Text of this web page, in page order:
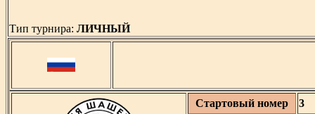
Тип турнира: ЛИЧНЫЙ
Стартовый номер
3